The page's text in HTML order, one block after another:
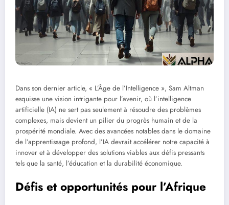
Dans son dernier article, « L’Âge de l’Intelligence », Sam Altman
esquisse une vision intrigante pour l’avenir, où l’intelligence
artificielle (IA) ne sert pas seulement à résoudre des problèmes
complexes, mais devient un pilier du progrès humain et de la
prospérité mondiale. Avec des avancées notables dans le domaine
de l’apprentissage profond, l’IA devrait accélérer notre capacité à
innover et à développer des solutions viables aux défis pressants
tels que la santé, l’éducation et la durabilité économique.
Défis et opportunités pour l’Afrique